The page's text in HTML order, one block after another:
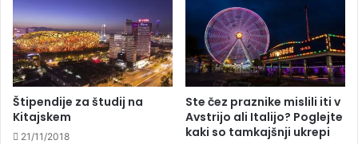
Štipendije za študij na
Kitajskem
21/11/2018
Ste čez praznike mislili iti v
Avstrijo ali Italijo? Poglejte
kaki so tamkajšnji ukrepi